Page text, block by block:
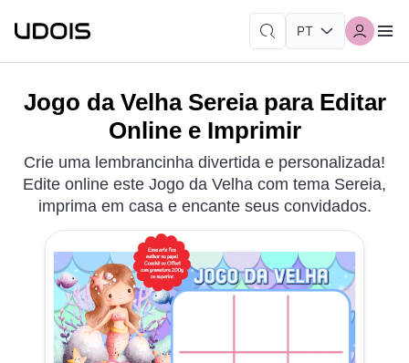
Jogo da Velha Sereia para Editar
Online e Imprimir
Crie uma lembrancinha divertida e personalizada!
Edite online este Jogo da Velha com tema Sereia,
imprima em casa e encante seus convidados.